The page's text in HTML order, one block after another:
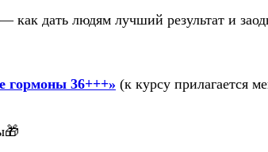
дать людям лучший результат и
гормоны 36+++» (к курсу прилагается